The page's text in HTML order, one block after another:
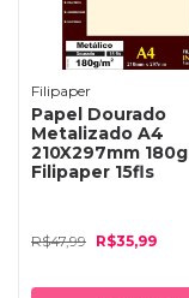
Filipaper
Papel Dourado
Metalizado A4
210X297mm 180g
Filipaper 15fls
R$47,99 R$35,99